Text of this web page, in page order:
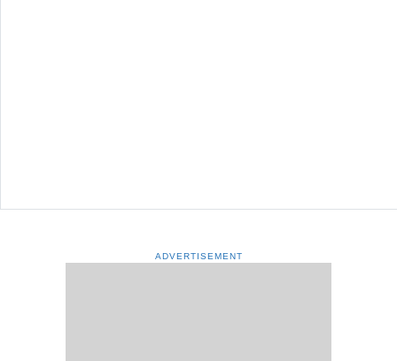
ADVERTISEMENT